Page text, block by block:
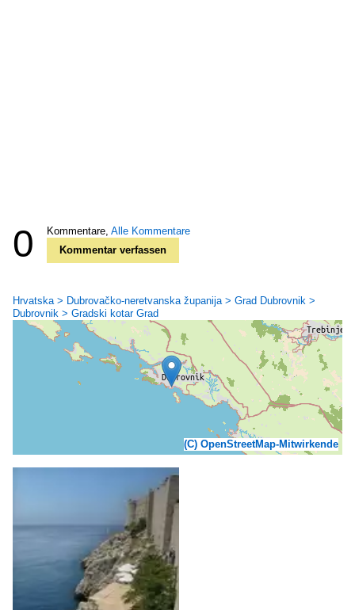
0 Kommentare, Alle Kommentare
Kommentar verfassen
Hrvatska > Dubrovačko-neretvanska županija > Grad Dubrovnik >
Dubrovnik > Gradski kotar Grad
(C) OpenStreetMap-Mitwirkende